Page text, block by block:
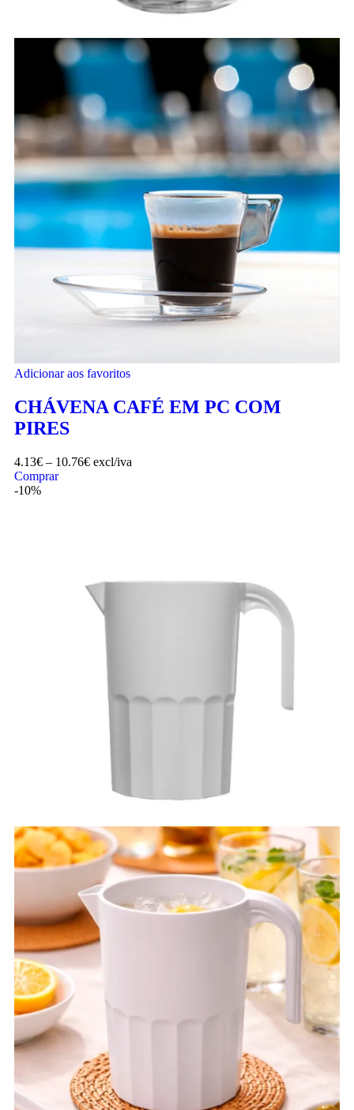
Adicionar aos favoritos
CHÁVENA CAFÉ EM PC COM
PIRES
4.13€ – 10.76€ excl/iva
Comprar
-10%